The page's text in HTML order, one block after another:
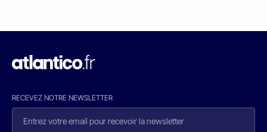
RECEVEZ NOTRE NEWSLETTER